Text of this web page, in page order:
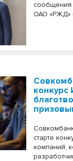
сообщения
ОАО «РЖД»
старте
компаний,